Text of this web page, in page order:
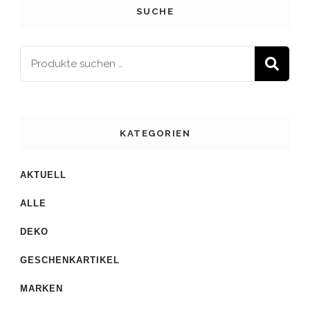
SUCHE
KATEGORIEN
AKTUELL
ALLE
DEKO
GESCHENKARTIKEL
MARKEN